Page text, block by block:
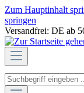
Zum Hauptinhalt
springen
Versandfrei: DE ab